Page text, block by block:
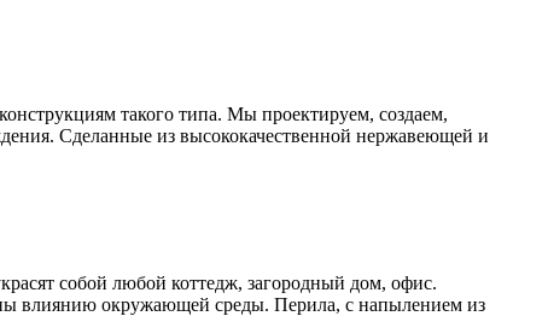
такого типа. Мы проектируем, создаем,
Сделанные из высококачественной нержавеющей и
собой любой коттедж, загородный дом, офис.
влиянию окружающей среды. Перила, с напылением из